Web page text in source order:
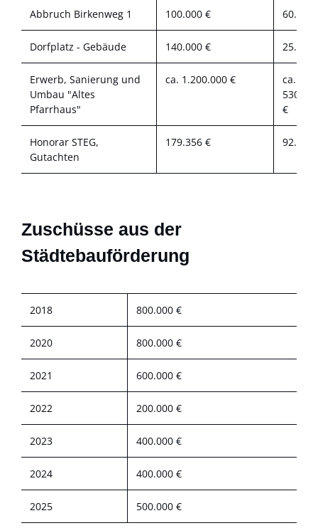
Abbruch Birkenweg 1 100.000 € 60.000
Dorfplatz - Gebäude 140.000 € 25.200
Erwerb, Sanierung und
Umbau "Altes
Pfarrhaus"
ca. 1.200.000 €
ca.
€
Honorar STEG,
Gutachten
179.356 € 92.171
Zuschüsse aus der
Städtebauförderung
2018 800.000 €
2020 800.000 €
2021 600.000 €
2022 200.000 €
2023 400.000 €
2024 400.000 €
2025 500.000 €